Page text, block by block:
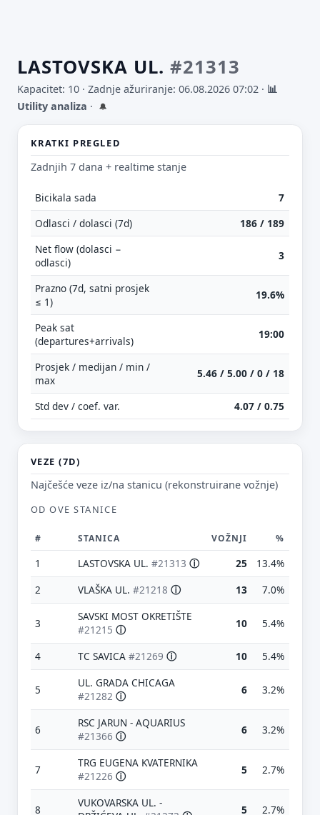
LASTOVSKA UL.#21313
Kapacitet: 10 · Zadnje ažuriranje: 06.08.2026 07:02 · 📊
Utility analiza · 🔔
KRATKI PREGLED
Zadnjih 7 dana + realtime stanje
Bicikala sada
7
Odlasci / dolasci (7d)
186 / 189
Net flow (dolasci −
odlasci)
3
Prazno (7d, satni prosjek
≤ 1)
19.6%
Peak sat
(departures+arrivals)
19:00
Prosjek / medijan / min /
max
5.46 / 5.00 / 0 / 18
Std dev / coef. var. 4.07 / 0.75
VEZE (7D)
Najčešće veze iz/na stanicu (rekonstruirane vožnje)
OD OVE STANICE
# STANICA VOŽNJI %
1 LASTOVSKA UL. #21313 ⓘ 25
13.4%
2
VLAŠKA UL. #21218 ⓘ 13 7.0%
3
SAVSKI MOST OKRETIŠTE
#21215 ⓘ 10 5.4%
4 TC SAVICA #21269 ⓘ 10 5.4%
5
UL. GRADA CHICAGA
#21282 ⓘ 6 3.2%
6
RSC JARUN - AQUARIUS
#21366 ⓘ 6 3.2%
7
TRG EUGENA KVATERNIKA
#21226 ⓘ 5 2.7%
8
VUKOVARSKA UL. -
5 2.7%